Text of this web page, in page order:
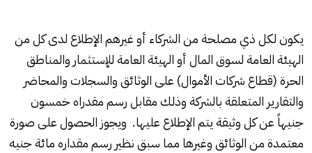
يكون لكل ذي مصلحة من الشركاء أو غيرهم الإطلاع لدى كل من
الهيئة العامة لسوق المال أو الهيئة العامة للإستثمار والمناطق
الحرة (قطاع شركات الأموال) على الوثائق والسجلات والمحاضر
والتقارير المتعلقة بالشركة وذلك مقابل رسم مقدراه خمسون
جنيهاً عن كل وثيقة يتم الإطلاع عليها. ويجوز الحصول على صورة
معتمدة من الوثائق وغيرها مما سبق نظير رسم مقداره مائة جنيه